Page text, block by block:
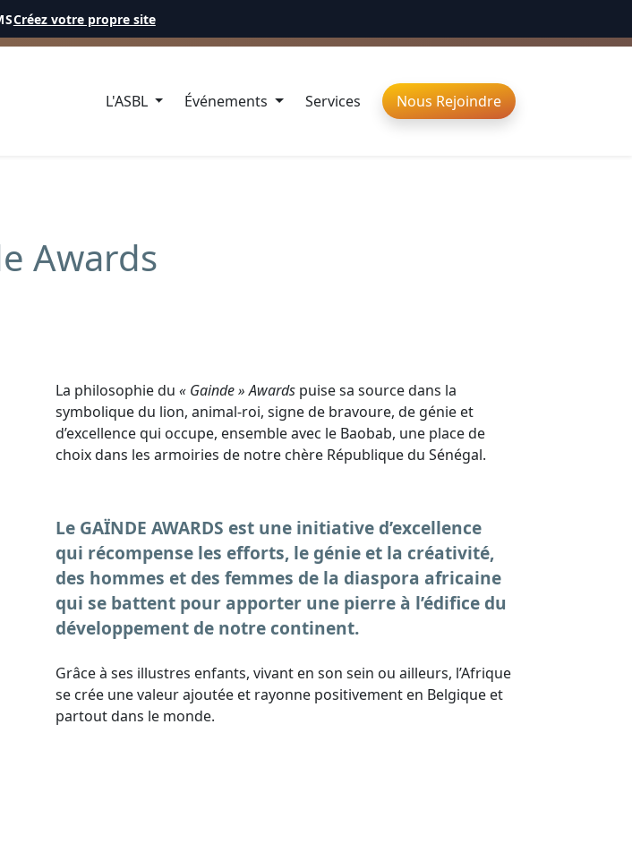
Créez votre propre site
L'ASBL Événements Services Nous Rejoindre
Awards
La philosophie du « Gainde » Awards puise sa source dans la
symbolique du lion, animal-roi, signe de bravoure, de génie et
d’excellence qui occupe, ensemble avec le Baobab, une place de
choix dans les armoiries de notre chère République du Sénégal.
Le GAÏNDE AWARDS est une initiative d’excellence
qui récompense les efforts, le génie et la créativité,
des hommes et des femmes de la diaspora africaine
qui se battent pour apporter une pierre à l’édifice du
développement de notre continent.
Grâce à ses illustres enfants, vivant en son sein ou ailleurs, l’Afrique
se crée une valeur ajoutée et rayonne positivement en Belgique et
partout dans le monde.